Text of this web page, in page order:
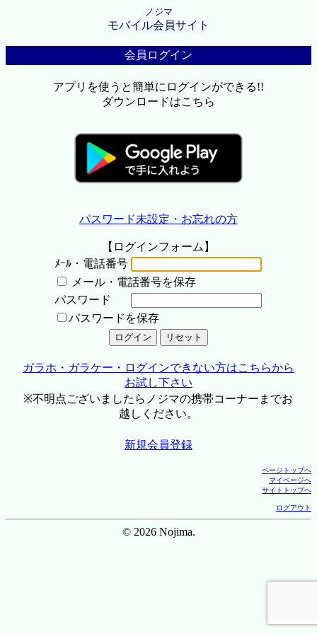
ノジマ
モバイル会員サイト
会員ログイン
アプリを使うと簡単にログインができる!!
ダウンロードはこちら
パスワード未設定・お忘れの方
【ログインフォーム】
ﾒｰﾙ・電話番号
メール・電話番号を保存
パスワード
パスワードを保存
ガラホ・ガラケー・ログインできない方はこちらから
お試し下さい
※不明点ございましたらノジマの携帯コーナーまでお
越しください。
新規会員登録
ページトップへ
マイページへ
サイトトップへ
ログアウト
© 2026 Nojima.